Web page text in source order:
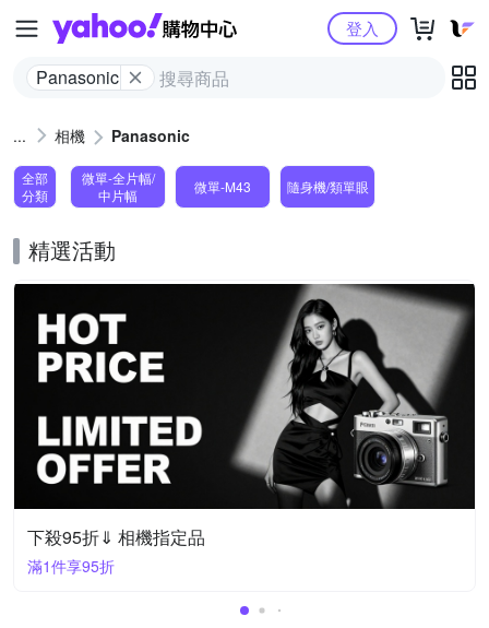
Yahoo購物中心
Panasonic
登入
相機 Panasonic
全部
分類
微單-全片幅/
中片幅
微單-M43 隨身機/類單眼
精選活動
下殺95折⇓ 相機指定品
滿1件享95折